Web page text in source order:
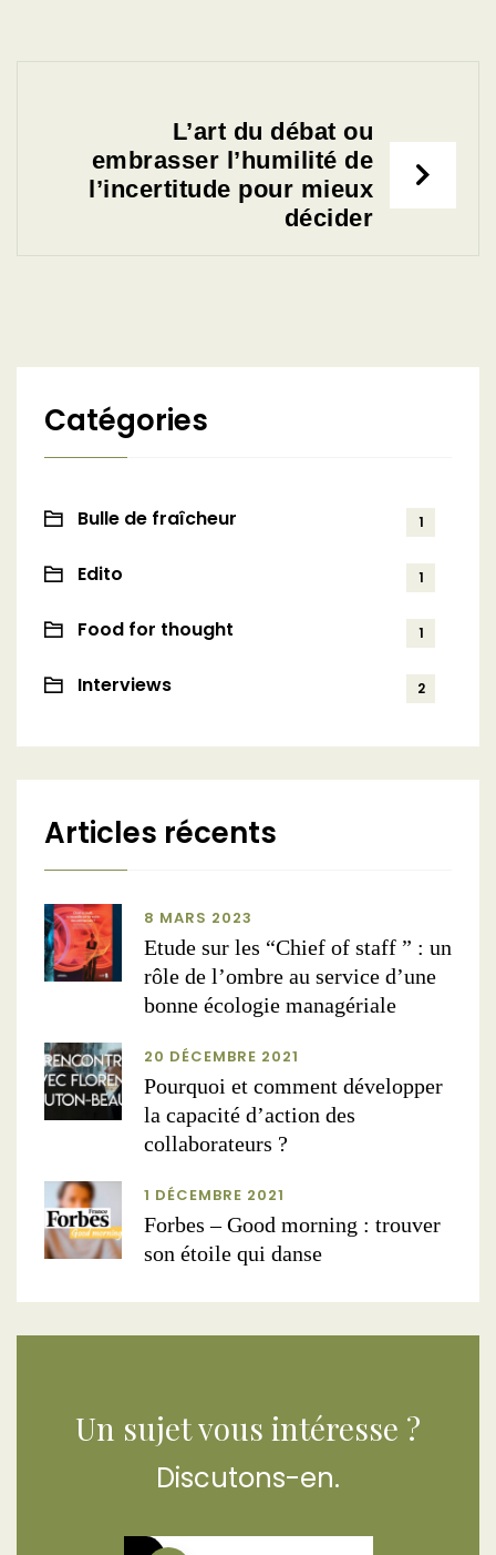
Navigation
de
L’art du débat ou
embrasser l’humilité de
l’incertitude pour mieux
décider
Catégories
Bulle de fraîcheur 1
Edito 1
Food for thought 1
Interviews 2
Articles récents
8 MARS 2023
Etude sur les “Chief of staff ” : un
rôle de l’ombre au service d’une
bonne écologie managériale
20 DÉCEMBRE 2021
Pourquoi et comment développer
la capacité d’action des
collaborateurs ?
1 DÉCEMBRE 2021
Forbes – Good morning : trouver
son étoile qui danse
Un sujet vous intéresse ?
Discutons-en.